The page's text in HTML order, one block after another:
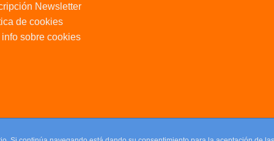
Newsletter
de cookies
info sobre cookies